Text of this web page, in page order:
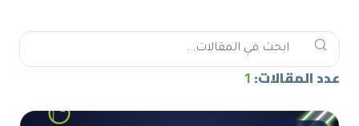
عدد المقالات:1